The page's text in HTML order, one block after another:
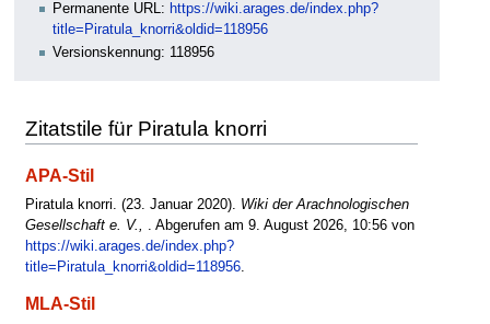
Permanente URL: https://wiki.arages.de/index.php?
title=Piratula_knorri&oldid=118956
Versionskennung: 118956
Zitatstile für Piratula knorri
APA-Stil
Piratula knorri. (23. Januar 2020). Wiki der Arachnologischen
Gesellschaft e. V., . Abgerufen am 9. August 2026, 10:56 von
https://wiki.arages.de/index.php?
title=Piratula_knorri&oldid=118956.
MLA-Stil